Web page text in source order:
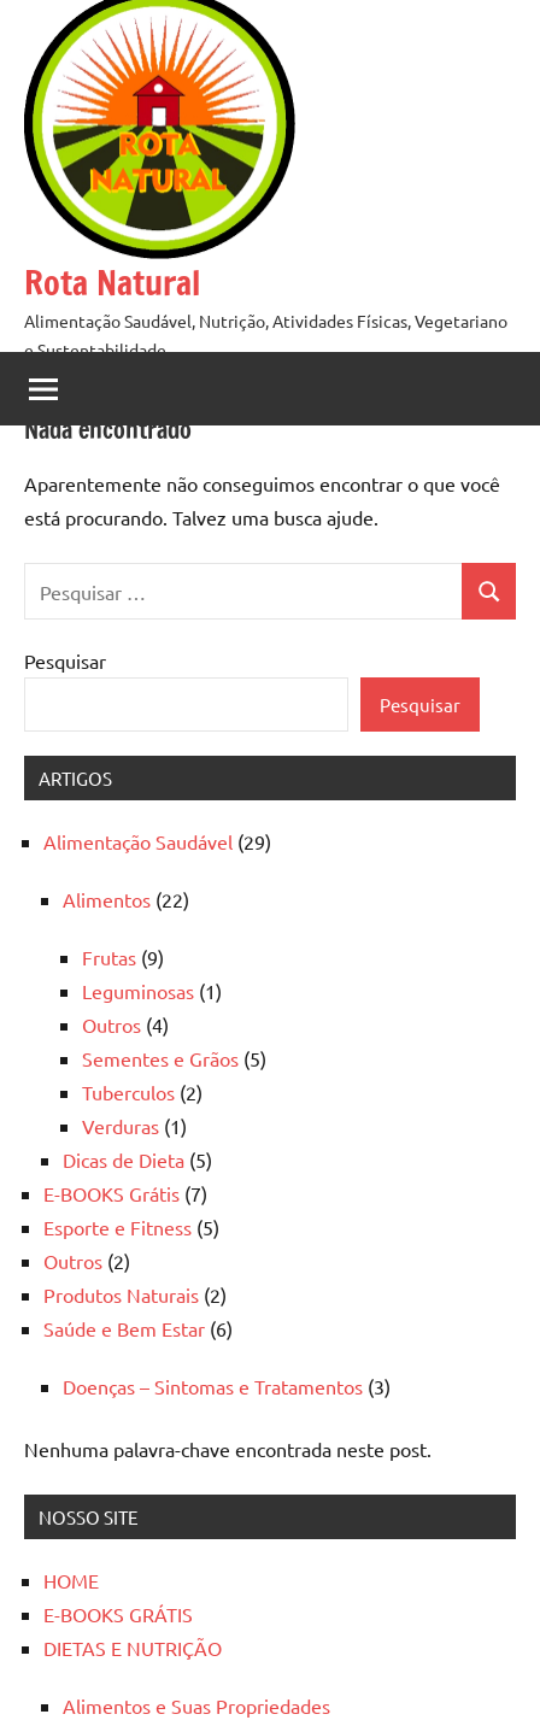
conteúdo
Rota Natural
Alimentação Saudável, Nutrição, Atividades Físicas, Vegetariano
e Sustentabilidade
Nada encontrado
Aparentemente não conseguimos encontrar o que você
está procurando. Talvez uma busca ajude.
por:
Pesquisar
Pesquisar
ARTIGOS
Alimentação Saudável (29)
Alimentos (22)
Frutas (9)
Leguminosas (1)
Outros (4)
Sementes e Grãos (5)
Tuberculos (2)
Verduras (1)
Dicas de Dieta (5)
E-BOOKS Grátis (7)
Esporte e Fitness (5)
Outros (2)
Produtos Naturais (2)
Saúde e Bem Estar (6)
Doenças – Sintomas e Tratamentos (3)
Nenhuma palavra-chave encontrada neste post.
NOSSO SITE
HOME
E-BOOKS GRÁTIS
DIETAS E NUTRIÇÃO
Alimentos e Suas Propriedades